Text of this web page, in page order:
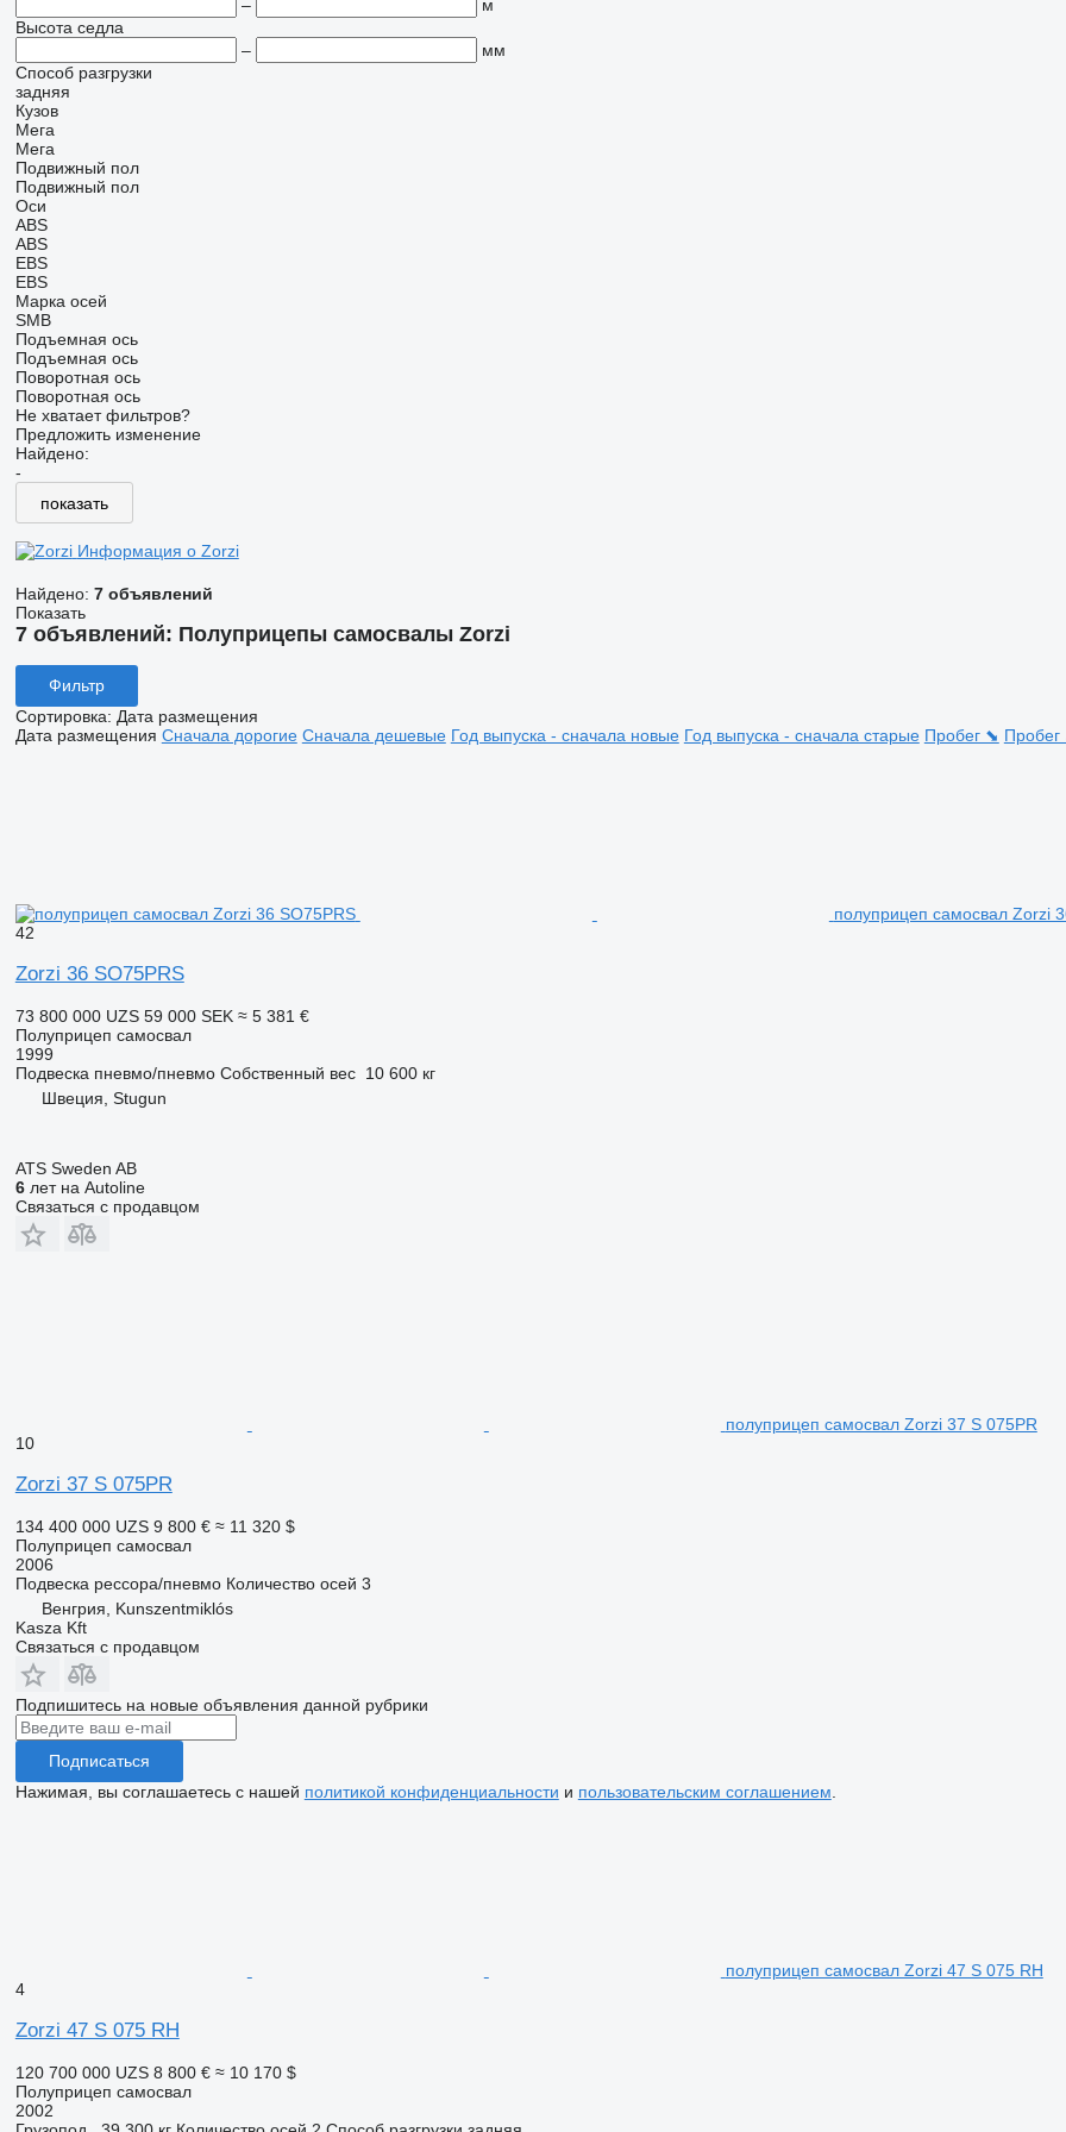
–
м
Высота седла
–
мм
Способ разгрузки
задняя
Кузов
Мега
Мега
Подвижный пол
Подвижный пол
Оси
ABS
ABS
EBS
EBS
Марка осей
SMB
Подъемная ось
Подъемная ось
Поворотная ось
Поворотная ось
Не хватает фильтров?
Предложить изменение
Найдено:
-
показать
Информация о Zorzi
Найдено: 7 объявлений
Показать
7 объявлений: Полуприцепы самосвалы Zorzi
Фильтр
Сортировка: Дата размещения
Дата размещения Сначала дорогие Сначала дешевые Год выпуска - сначала новые Год выпуска - сначала старые Пробег ⬊ Пробег
полуприцеп самосвал Zorzi
42
Zorzi 36 SO75PRS
73 800 000 UZS 59 000 SEK ≈ 5 381 €
Полуприцеп самосвал
1999
Подвеска пневмо/пневмо Собственный вес 10 600 кг
Швеция, Stugun
ATS Sweden AB
6лет на Autoline
Связаться с продавцом
полуприцеп самосвал Zorzi 37 S 075PR
10
Zorzi 37 S 075PR
134 400 000 UZS 9 800 € ≈ 11 320 $
Полуприцеп самосвал
2006
Подвеска рессора/пневмо Количество осей 3
Венгрия, Kunszentmiklós
Kasza Kft
Связаться с продавцом
Подпишитесь на новые объявления данной рубрики
Подписаться
Нажимая, вы соглашаетесь с нашей политикой конфиденциальности и пользовательским соглашением
полуприцеп самосвал Zorzi 47 S 075 RH
4
Zorzi 47 S 075 RH
120 700 000 UZS 8 800 € ≈ 10 170 $
Полуприцеп самосвал
2002